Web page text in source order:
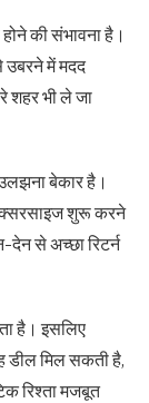
की संभावना है।
उबरने में मदद
शहर भी ले जा
बेकार है।
शुरू करने
से अच्छा रिटर्न
है। इसलिए
डील मिल सकती है,
रिश्ता मजबूत